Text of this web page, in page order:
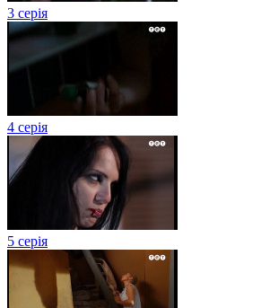
3 серія
4 серія
5 серія